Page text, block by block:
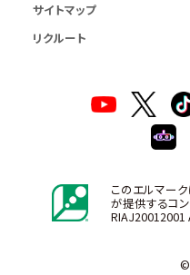
サイトマップ
リクルート
このエルマー
が提供するコ
RIAJ20012001
©